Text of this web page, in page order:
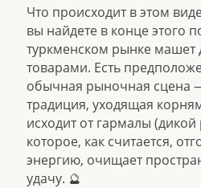
Что происходит в этом
вы найдете в конце этого
туркменском рынке
товарами. Есть
обычная рыночная сцена
традиция, уходящая
исходит от гармалы (дикой
которое, как считается,
энергию, очищает
удачу. 🔮